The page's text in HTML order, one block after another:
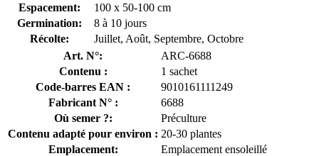
Espacement:
100 x 50-100 cm
Germination:
8 à 10 jours
Récolte:
Juillet, Août, Septembre, Octobre
Art. N°:
ARC-6688
Contenu :
1 sachet
Code-barres EAN :
9010161111249
Fabricant N° :
6688
Où semer ?:
Préculture
Contenu adapté pour environ : 20-30 plantes
Emplacement:
Emplacement ensoleillé